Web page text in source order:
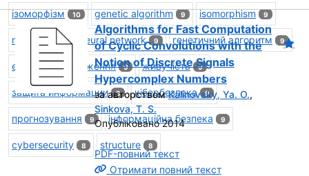
ізоморфізм 10 genetic algorithm 9 isomorphism 9
modeling 9 neural network 9 генетичний алгоритм 9
еталонне зображення 9 живучість 9
защита информации 9 кібербезпека 9
прогнозування 9 інформаційна безпека 9
cybersecurity 8 structure 8
Algorithms for Fast Computation
of Cyclic Convolutions with the
Notion of Discrete Signals
Hypercomplex Numbers
за авторствомKalinovsky, Ya. O.,
Sinkova, T. S.
Опубліковано 2014
PDF-повний текст
Отримати повний текст